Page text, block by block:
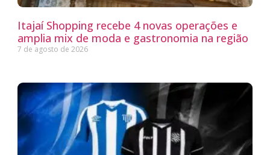
Itajaí Shopping recebe 4 novas operações e
amplia mix de moda e gastronomia na região
7 de agosto de 2026